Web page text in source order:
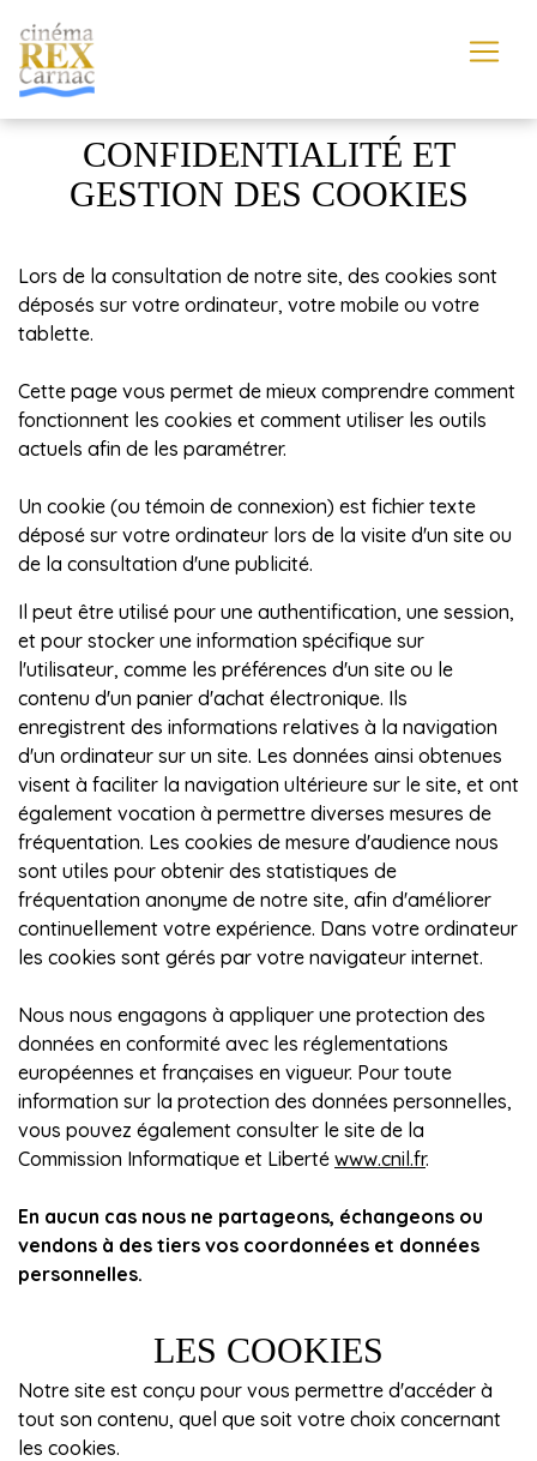
CONFIDENTIALITÉ ET
GESTION DES COOKIES
Lors de la consultation de notre site, des cookies sont
déposés sur votre ordinateur, votre mobile ou votre
tablette.
Cette page vous permet de mieux comprendre comment
fonctionnent les cookies et comment utiliser les outils
actuels afin de les paramétrer.
Un cookie (ou témoin de connexion) est fichier texte
déposé sur votre ordinateur lors de la visite d'un site ou
de la consultation d'une publicité.
Il peut être utilisé pour une authentification, une session,
et pour stocker une information spécifique sur
l'utilisateur, comme les préférences d'un site ou le
contenu d'un panier d'achat électronique. Ils
enregistrent des informations relatives à la navigation
d'un ordinateur sur un site. Les données ainsi obtenues
visent à faciliter la navigation ultérieure sur le site, et ont
également vocation à permettre diverses mesures de
fréquentation. Les cookies de mesure d'audience nous
sont utiles pour obtenir des statistiques de
fréquentation anonyme de notre site, afin d'améliorer
continuellement votre expérience. Dans votre ordinateur
les cookies sont gérés par votre navigateur internet.
Nous nous engagons à appliquer une protection des
données en conformité avec les réglementations
européennes et françaises en vigueur. Pour toute
information sur la protection des données personnelles,
vous pouvez également consulter le site de la
Commission Informatique et Liberté www.cnil.fr.
En aucun cas nous ne partageons, échangeons ou
vendons à des tiers vos coordonnées et données
personnelles.
LES COOKIES
Notre site est conçu pour vous permettre d'accéder à
tout son contenu, quel que soit votre choix concernant
les cookies.